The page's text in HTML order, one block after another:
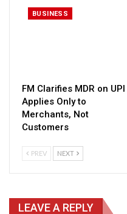
BUSINESS
FM Clarifies MDR on UPI
Applies Only to
Merchants, Not
Customers
PREV NEXT
LEAVE A REPLY